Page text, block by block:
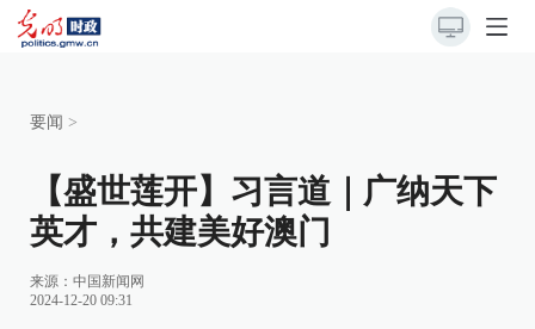
要闻 >
【盛世莲开】习言道｜广纳天下
英才，共建美好澳门
来源： 中国新闻网
2024-12-20 09:31